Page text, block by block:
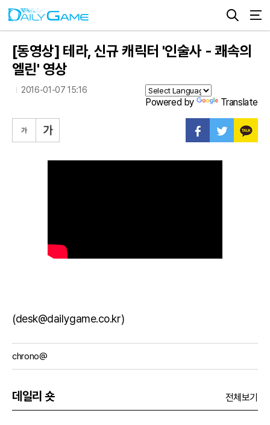
[동영상] 테라, 신규 캐릭터 '인술사 - 쾌속의
엘린' 영상
2016-01-07 15:16
Powered by Translate
(desk@dailygame.co.kr)
chrono@
데일리 숏 전체보기